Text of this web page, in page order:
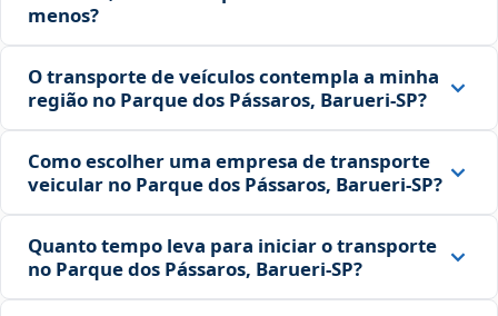
menos?
O transporte de veículos contempla a minha
região no Parque dos Pássaros, Barueri‑SP?
Como escolher uma empresa de transporte
veicular no Parque dos Pássaros, Barueri‑SP?
Quanto tempo leva para iniciar o transporte
no Parque dos Pássaros, Barueri‑SP?